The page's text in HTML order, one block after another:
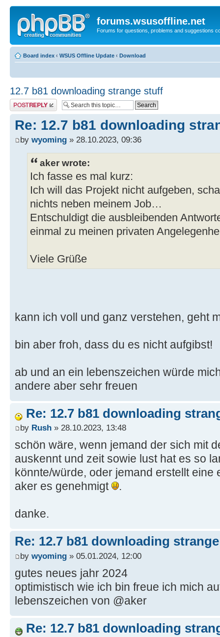
forums.wsusoffline.net
Forums for questions, problems and suggestions
Board index ‹ WSUS Offline Update ‹ Download
12.7 b81 downloading strange stuff
Post a reply
Re: 12.7 b81 downloading
by wyoming » 28.10.2023, 09:36
aker wrote:
Ich fasse es mal kurz:
Ich will das Projekt nicht aufgeben,
nichts neben meinem Job…
Entschuldigt die ausbleibenden
einmal zu meinen privaten
Viele Grüße
kann ich voll und ganz verstehen, geht
bin aber froh, dass du es nicht aufgibst!
ab und an ein lebenszeichen würde
andere aber sehr freuen
Re: 12.7 b81 downloading
by Rush » 28.10.2023, 13:48
schön wäre, wenn jemand der sich mit
auskennt und zeit sowie lust hat es so
könnte/würde, oder jemand erstellt eine
aker es genehmigt
.
danke.
Re: 12.7 b81 downloading
by wyoming » 05.01.2024, 12:00
gutes neues jahr 2024
optimistisch wie ich bin freue ich mich
lebenszeichen von @aker
Re: 12.7 b81 downloading